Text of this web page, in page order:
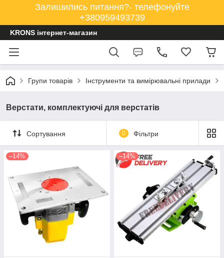
Залишились питання?- телефонуйте
+380959493739
KRONS інтернет-магазин
Групи товарів Інструменти та вимірювальні прилади
Верстати, комплектуючі для верстатів
Сортування 0 Фільтри
–14% –14%